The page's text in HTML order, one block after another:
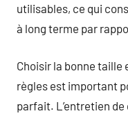
utilisables, ce qui
à long terme par
Choisir la bonne taille
règles est important
parfait. L’entretien